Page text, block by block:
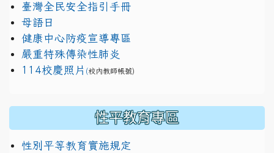
臺灣全民安全指引手冊
母語日
健康中心防疫宣導專區
嚴重特殊傳染性肺炎
114校慶照片 (校內教師帳號)
性平教育專區
性別平等教育實施規定